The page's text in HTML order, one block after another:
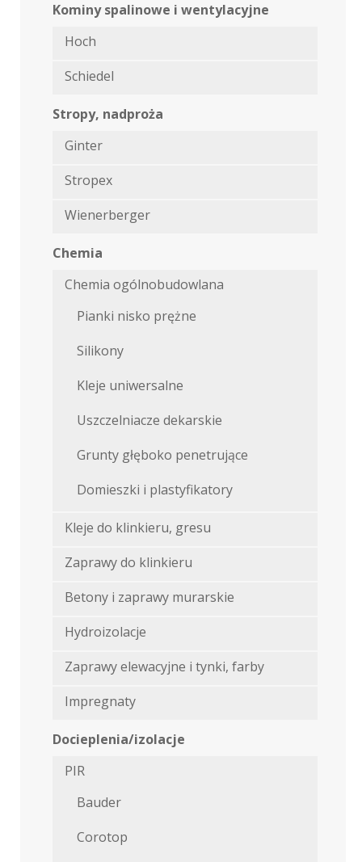
Kominy spalinowe i wentylacyjne
Hoch
Schiedel
Stropy, nadproża
Ginter
Stropex
Wienerberger
Chemia
Chemia ogólnobudowlana
Pianki nisko prężne
Silikony
Kleje uniwersalne
Uszczelniacze dekarskie
Grunty głęboko penetrujące
Domieszki i plastyfikatory
Kleje do klinkieru, gresu
Zaprawy do klinkieru
Betony i zaprawy murarskie
Hydroizolacje
Zaprawy elewacyjne i tynki, farby
Impregnaty
Docieplenia/izolacje
PIR
Bauder
Corotop